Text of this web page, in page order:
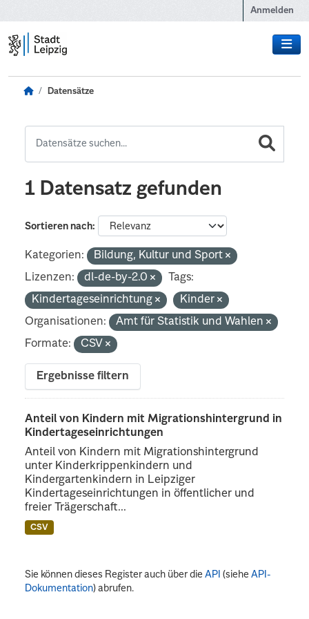
Anmelden
Datensätze
1 Datensatz gefunden
Sortieren nach
Kategorien:
Bildung, Kultur und Sport
Lizenzen:
dl-de-by-2.0
Tags:
Kindertageseinrichtung
Kinder
Organisationen:
Amt für Statistik und Wahlen
Formate:
CSV
Ergebnisse filtern
Anteil von Kindern mit Migrationshintergrund in
Kindertageseinrichtungen
Anteil von Kindern mit Migrationshintergrund
unter Kinderkrippenkindern und
Kindergartenkindern in Leipziger
Kindertageseinrichtungen in öffentlicher und
freier Trägerschaft...
CSV
Sie können dieses Register auch über dieAPI (sieheAPI-
Dokumentation) abrufen.